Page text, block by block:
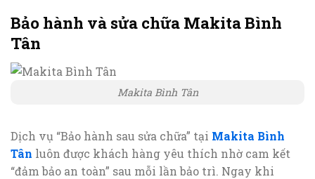
Bảo hành và sửa chữa Makita Bình
Tân
Makita Bình Tân
Dịch vụ “Bảo hành sau sửa chữa” tại Makita Bình
Tân luôn được khách hàng yêu thích nhờ cam kết
“đảm bảo an toàn” sau mỗi lần bảo trì. Ngay khi